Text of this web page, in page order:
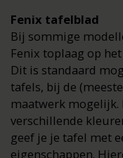
Fenix tafelblad
Bij sommige
Fenix toplaag op
Dit is standaard
tafels, bij de
maatwerk mogelijk.
verschillende
geef je je tafel met
eigenschappen.